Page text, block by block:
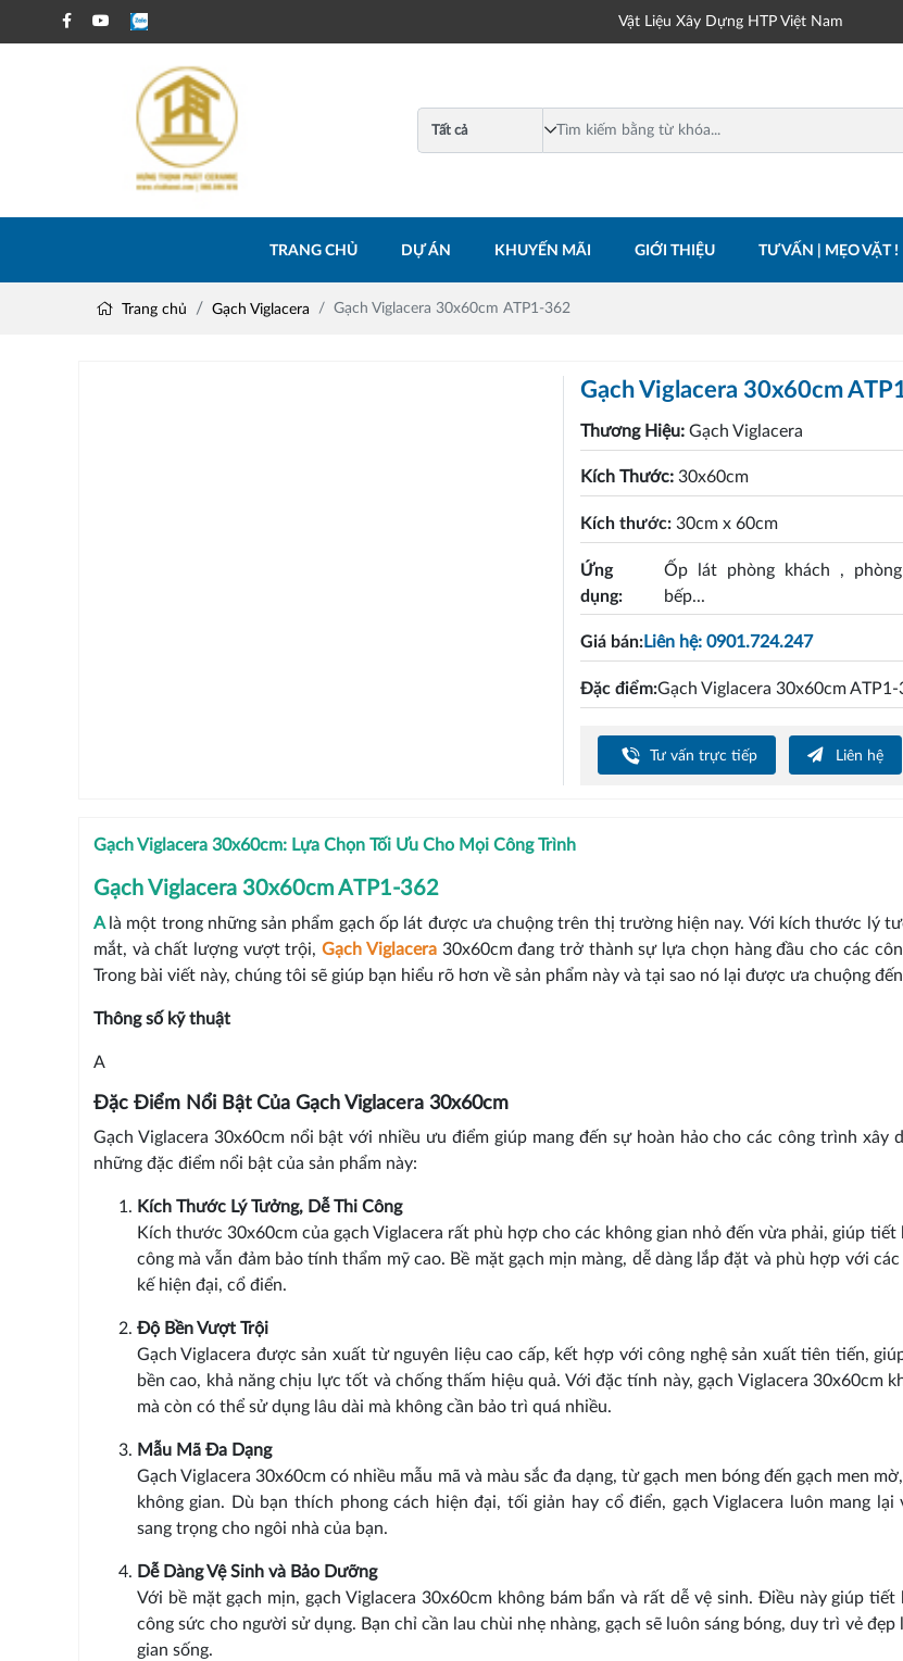
Vật Liệu Xây Dựng HTP Việt Nam
TRANG CHỦ DỰ ÁN KHUYẾN MÃI GIỚI THIỆU TƯ VẤN | MẸO VẶT !
Trang chủ Gạch Viglacera Gạch Viglacera 30x60cm ATP1-362
Gạch Viglacera 30x60cm
Thương Hiệu:Gạch Viglacera
Kích Thước:30x60cm
Kích thước:30cm x 60cm
Ứng
dụng:
Ốp lát phòng khách ,
bếp...
Giá bán:Liên hệ: 0901.724.247
Đặc điểm:Gạch Viglacera 30x60cm ATP1-
Tư vấn trực tiếp Liên hệ
Gạch Viglacera 30x60cm: Lựa Chọn Tối Ưu Cho Mọi Công Trình
Gạch Viglacera 30x60cm ATP1-362
A là một trong những sản phẩm gạch ốp lát được ưa chuộng trên thị trường hiện nay. Với kích thước lý
mắt, và chất lượng vượt trội,Gạch Viglacera30x60cm đang trở thành sự lựa chọn hàng đầu cho các
Trong bài viết này, chúng tôi sẽ giúp bạn hiểu rõ hơn về sản phẩm này và tại sao nó lại được ưa chuộng
Thông số kỹ thuật
A
Đặc Điểm Nổi Bật Của Gạch Viglacera 30x60cm
Gạch Viglacera 30x60cm nổi bật với nhiều ưu điểm giúp mang đến sự hoàn hảo cho các công trình xây
những đặc điểm nổi bật của sản phẩm này:
Kích Thước Lý Tưởng, Dễ Thi Công
Kích thước 30x60cm của gạch Viglacera rất phù hợp cho các không gian nhỏ đến vừa phải, giúp
công mà vẫn đảm bảo tính thẩm mỹ cao. Bề mặt gạch mịn màng, dễ dàng lắp đặt và phù hợp với
kế hiện đại, cổ điển.
Độ Bền Vượt Trội
Gạch Viglacera được sản xuất từ nguyên liệu cao cấp, kết hợp với công nghệ sản xuất tiên tiến,
bền cao, khả năng chịu lực tốt và chống thấm hiệu quả. Với đặc tính này, gạch Viglacera 30x60cm
mà còn có thể sử dụng lâu dài mà không cần bảo trì quá nhiều.
Mẫu Mã Đa Dạng
Gạch Viglacera 30x60cm có nhiều mẫu mã và màu sắc đa dạng, từ gạch men bóng đến gạch men
không gian. Dù bạn thích phong cách hiện đại, tối giản hay cổ điển, gạch Viglacera luôn mang
sang trọng cho ngôi nhà của bạn.
Dễ Dàng Vệ Sinh và Bảo Dưỡng
Với bề mặt gạch mịn, gạch Viglacera 30x60cm không bám bẩn và rất dễ vệ sinh. Điều này giúp tiết
công sức cho người sử dụng. Bạn chỉ cần lau chùi nhẹ nhàng, gạch sẽ luôn sáng bóng, duy trì vẻ đẹp
gian sống.